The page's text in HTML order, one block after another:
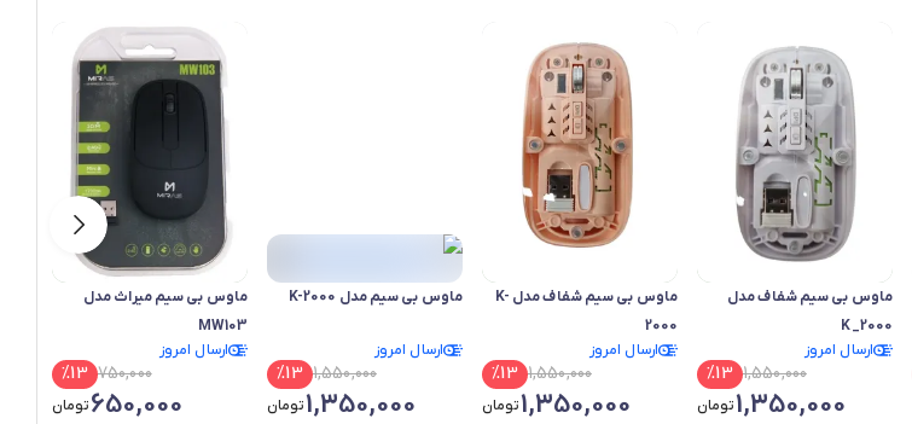
ماوس بی سیم شفاف مدل
K_2000
ارسال امروز
1,550,000
%13
1,350,000تومان
ماوس بی سیم شفاف مدل K-
2000
ارسال امروز
1,550,000
%13
1,350,000تومان
ماوس بی سیم مدل K-2000
ارسال امروز
1,550,000
%13
1,350,000تومان
ماوس بی سیم میراث مدل
MW103
ارسال امروز
750,000
%13
650,000تومان